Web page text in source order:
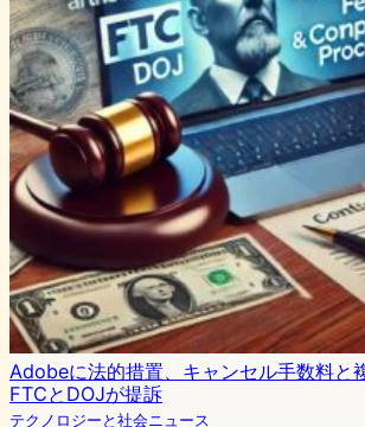
Adobeに法的措置、キャンセル手数料と
FTCとDOJが提訴
テクノロジーと社会ニュース